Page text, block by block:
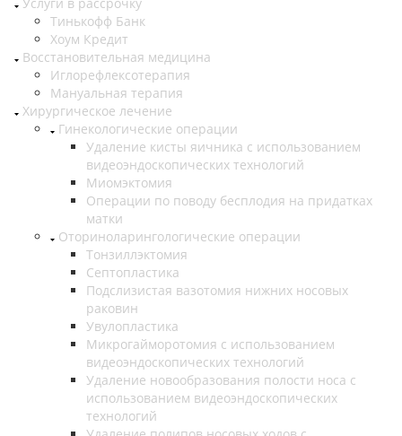
Тинькофф Банк
Хоум Кредит
Восстановительная медицина
Иглорефлексотерапия
Мануальная терапия
Хирургическое лечение
Гинекологические операции
Удаление кисты яичника с использованием
видеоэндоскопических технологий
Миомэктомия
Операции по поводу бесплодия на придатках
матки
Оториноларингологические операции
Тонзиллэктомия
Септопластика
Подслизистая вазотомия нижних носовых
раковин
Увулопластика
Микрогайморотомия с использованием
видеоэндоскопических технологий
Удаление новообразования полости носа с
использованием видеоэндоскопических
технологий